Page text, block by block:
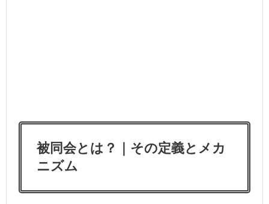
被同会とは？｜その定義とメカ
ニズム